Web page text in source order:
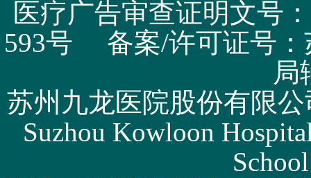
医疗广告审查证明文号
593号 备案/许可证号：
局
苏州九龙医院股份有限
Suzhou Kowloon